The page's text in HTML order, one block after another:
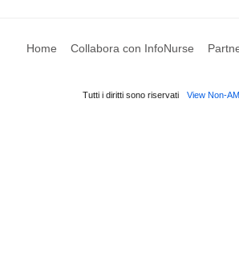
Home Collabora con InfoNurse
Tutti i diritti sono riservati View Non-